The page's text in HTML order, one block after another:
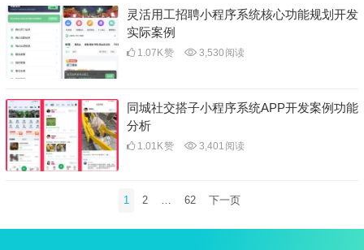
灵活用工招聘小程序系统核心功能规划开发
实际案例
1.07K赞 3,530 阅读
同城社交搭子小程序系统APP开发案例功能
分析
1.01K赞 3,401 阅读
分
1 2 62 下一页